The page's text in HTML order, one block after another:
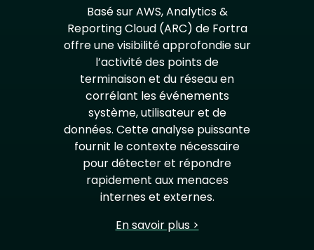
Basé sur AWS, Analytics &
Reporting Cloud (ARC) de Fortra
offre une visibilité approfondie sur
l’activité des points de
terminaison et du réseau en
corrélant les événements
système, utilisateur et de
données. Cette analyse puissante
fournit le contexte nécessaire
pour détecter et répondre
rapidement aux menaces
internes et externes.
En savoir plus >